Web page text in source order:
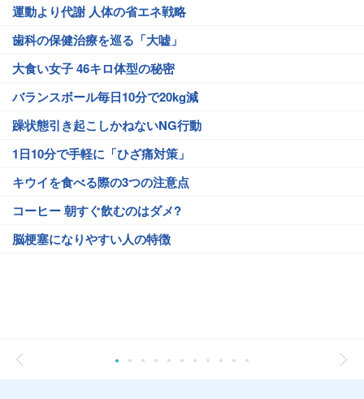
運動より代謝 人体の省エネ戦略
歯科の保健治療を巡る「大嘘」
大食い女子 46キロ体型の秘密
バランスボール毎日10分で20kg減
躁状態引き起こしかねないNG行動
1日10分で手軽に「ひざ痛対策」
キウイを食べる際の3つの注意点
コーヒー 朝すぐ飲むのはダメ?
脳梗塞になりやすい人の特徴